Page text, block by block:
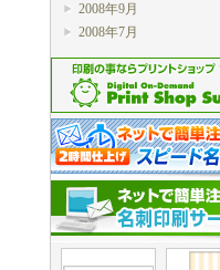
2008年9月
2008年7月